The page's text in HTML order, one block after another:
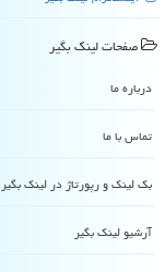
صفحات لینك بگیر
درباره ما
تماس با ما
بک لینک و رپورتاژ در لینك بگیر
آرشیو لینك بگیر